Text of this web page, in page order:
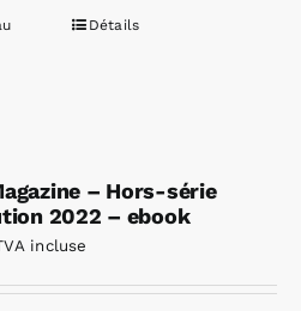
Détails
– Hors-série
2022 – ebook
incluse